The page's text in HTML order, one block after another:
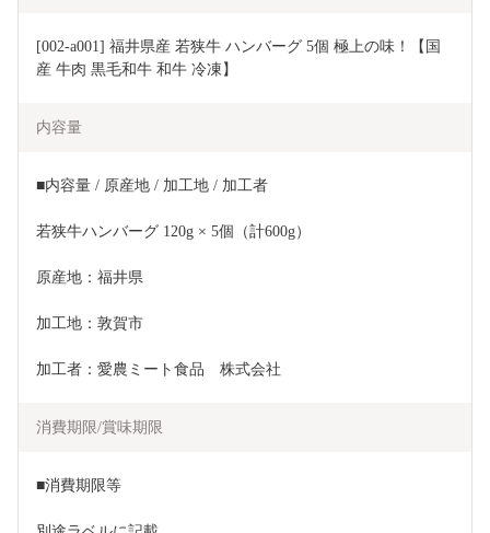
[002-a001] 福井県産 若狭牛 ハンバーグ 5個 極上の味！【国
産 牛肉 黒毛和牛 和牛 冷凍】
内容量
■内容量 / 原産地 / 加工地 / 加工者
若狭牛ハンバーグ 120g × 5個（計600g）
原産地：福井県
加工地：敦賀市
加工者：愛農ミート食品　株式会社
消費期限/賞味期限
■消費期限等